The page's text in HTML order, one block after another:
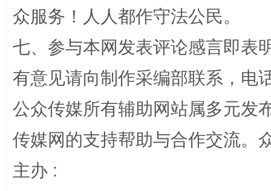
众服务！人人都作守法公民。
七、参与本网发表评论感言即表
有意见请向制作采编部联系，电
公众传媒所有辅助网站属多元发
传媒网的支持帮助与合作交流。
主办 :